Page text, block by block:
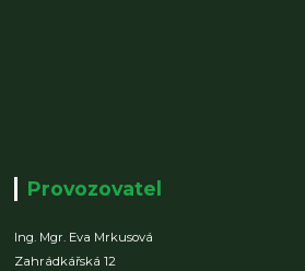
Provozovatel
Ing. Mgr. Eva Mrkusová
Zahrádkářská 12